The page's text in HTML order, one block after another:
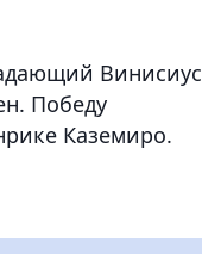
Винисиус
Победу
Каземиро.